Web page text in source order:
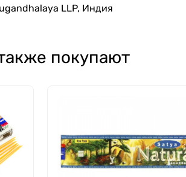
LLP, Индия
покупают